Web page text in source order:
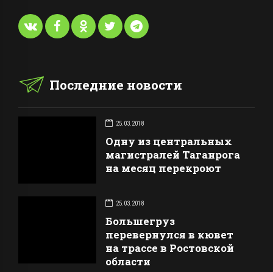
Последние новости
25.03.2018
Одну из центральных
магистралей Таганрога
на месяц перекроют
25.03.2018
Большегруз
перевернулся в кювет
на трассе в Ростовской
области